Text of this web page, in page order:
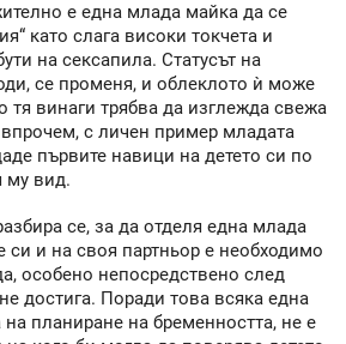
е една млада майка да се
като слага високи токчета и
на сексапила. Статусът на
се променя, и облеклото ѝ може
тя винаги трябва да изглежда свежа
с личен пример младата
първите навици на детето си по
му вид.
се, за да отделя една млада
си и на своя партньор е необходимо
особено непосредствено след
достига. Поради това всяка една
планиране на бременността, не е